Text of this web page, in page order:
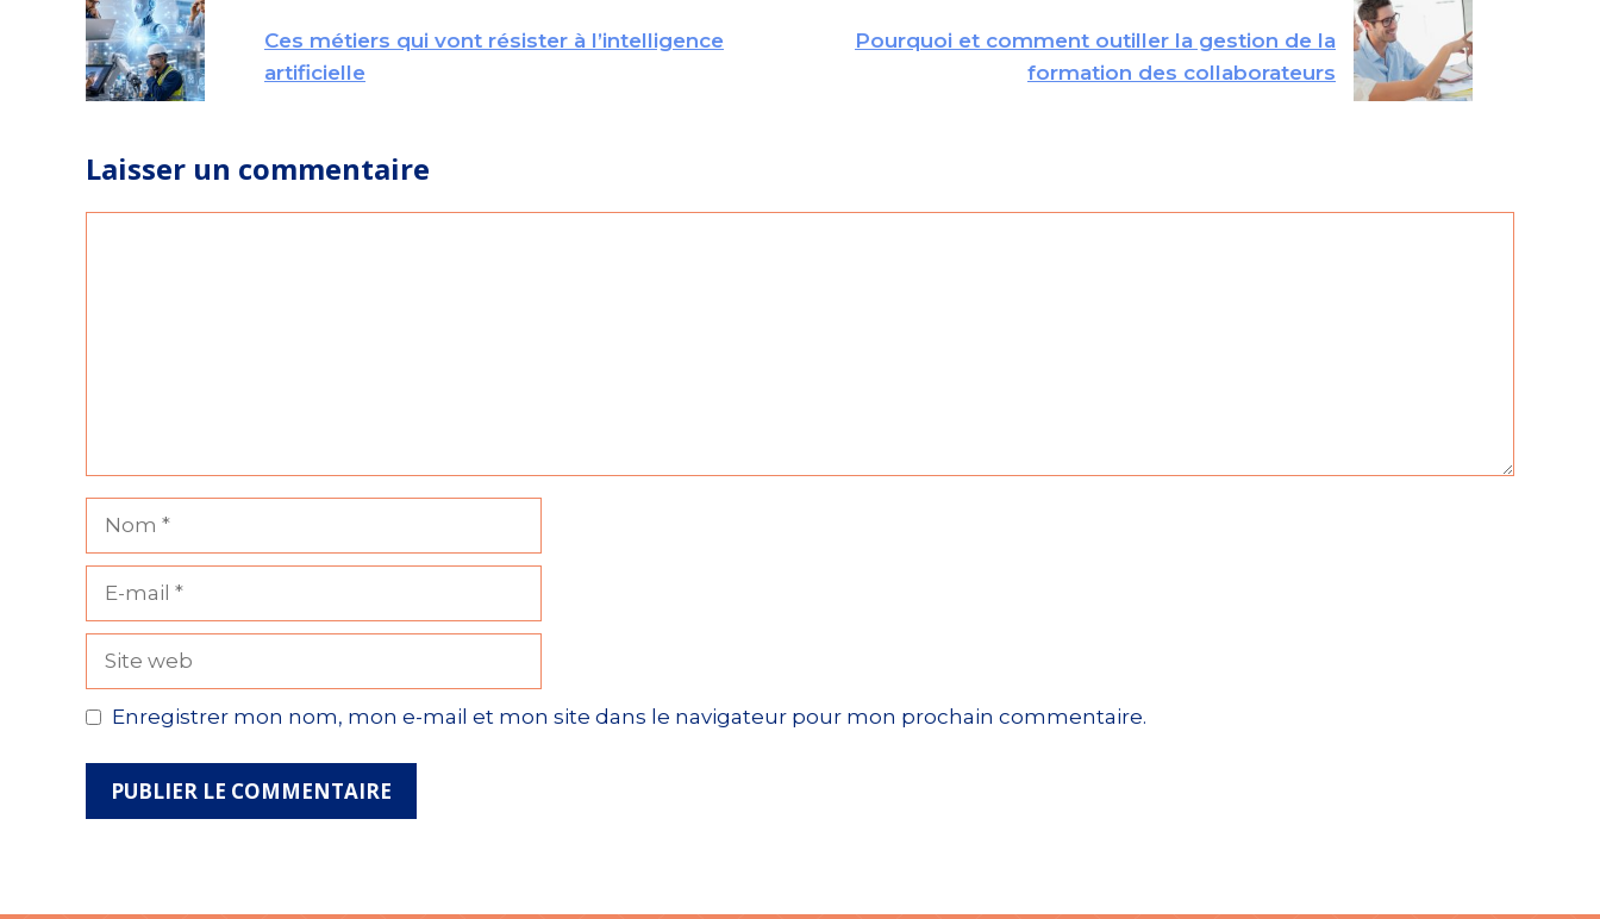
Ces métiers qui vont résister à l’intelligence
artificielle
Pourquoi et comment outiller la gestion de la
formation des collaborateurs
Laisser un commentaire
Site
Enregistrer mon nom, mon e-mail et mon site dans le navigateur pour mon prochain commentaire.